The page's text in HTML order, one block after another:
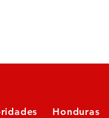
Honduras